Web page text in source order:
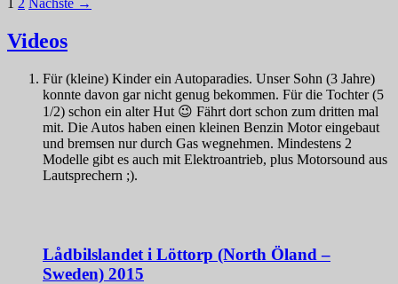
Beitragsnavigation
2 Nächste →
Videos
Für (kleine) Kinder ein Autoparadies. Unser Sohn (3 Jahre)
konnte davon gar nicht genug bekommen. Für die Tochter (5
1/2) schon ein alter Hut 😉 Fährt dort schon zum dritten mal
mit. Die Autos haben einen kleinen Benzin Motor eingebaut
und bremsen nur durch Gas wegnehmen. Mindestens 2
Modelle gibt es auch mit Elektroantrieb, plus Motorsound aus
Lautsprechern ;).
Lådbilslandet i Löttorp (North Öland –
Sweden) 2015